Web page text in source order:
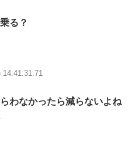
る？
14:41:31.71
わなかったら減らないよね